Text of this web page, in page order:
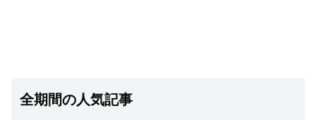
全期間の人気記事